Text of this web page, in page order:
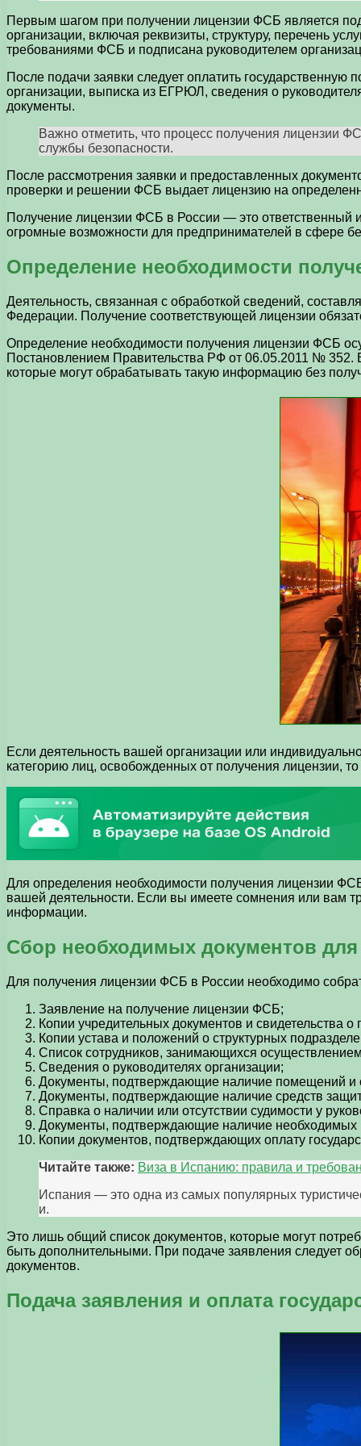
Первым шагом при получении лицензии ФСБ является
организации, включая реквизиты, структуру, перечень
требованиями ФСБ и подписана руководителем
После подачи заявки следует оплатить
организации, выписка из ЕГРЮЛ, сведения о
документы.
Важно отметить, что процесс получения лицензии
службы безопасности.
После рассмотрения заявки и предоставленных
проверки и решении ФСБ выдает лицензию на
Получение лицензии ФСБ в России — это ответственный
огромные возможности для предпринимателей в сфере
Определение необходимости
Деятельность, связанная с обработкой сведений,
Федерации. Получение соответствующей лицензии
Определение необходимости получения лицензии ФСБ
Постановлением Правительства РФ от 06.05.2011 № 352.
которые могут обрабатывать такую информацию без
Если деятельность вашей организации или
категорию лиц, освобожденных от получения лицензии,
Для определения необходимости получения лицензии
вашей деятельности. Если вы имеете сомнения или вам
информации.
Сбор необходимых документов для
Для получения лицензии ФСБ в России необходимо
Заявление на получение лицензии ФСБ;
Копии учредительных документов и свидетельства
Копии устава и положений о структурных
Список сотрудников, занимающихся
Сведения о руководителях организации;
Документы, подтверждающие наличие помещений и
Документы, подтверждающие наличие средств
Справка о наличии или отсутствии судимости у
Документы, подтверждающие наличие необходимых
Копии документов, подтверждающих оплату
Читайте также: Виза в Испанию: правила и
Испания — это одна из самых популярных
и.
Это лишь общий список документов, которые могут
быть дополнительными. При подаче заявления следует
документов.
Подача заявления и оплата